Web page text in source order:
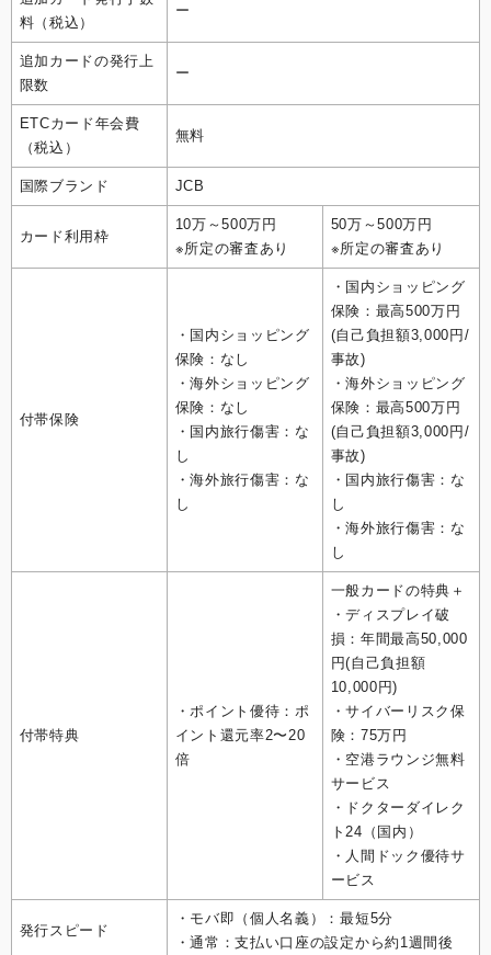
料（税込）
ー
追加カードの発行上
限数
ー
ETCカード年会費
（税込）
無料
国際ブランド JCB
カード利用枠
10万～500万円
※所定の審査あり
50万～500万円
※所定の審査あり
付帯保険
・国内ショッピング
保険：なし
・海外ショッピング
保険：なし
・国内旅行傷害：な
し
・海外旅行傷害：な
し
・国内ショッピング
保険：最高500万円
(自己負担額3,000円/
事故)
・海外ショッピング
保険：最高500万円
(自己負担額3,000円/
事故)
・国内旅行傷害：な
し
・海外旅行傷害：な
し
付帯特典
・ポイント優待：ポ
イント還元率2〜20
倍
一般カードの特典＋
・ディスプレイ破
損：年間最高50,000
円(自己負担額
10,000円)
・サイバーリスク保
険：75万円
・空港ラウンジ無料
サービス
・ドクターダイレク
ト24（国内）
・人間ドック優待サ
ービス
発行スピード
・モバ即（個人名義）：最短5分
・通常：支払い口座の設定から約1週間後